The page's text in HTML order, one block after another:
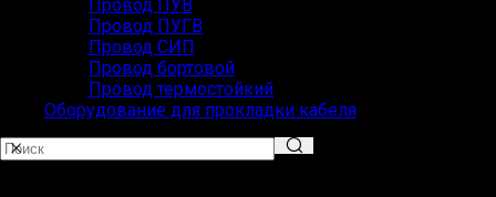
Провод ПУВ
Провод ПУГВ
Провод СИП
Провод бортовой
Провод термостойкий
Оборудование для прокладки кабеля